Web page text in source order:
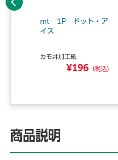
mt 1P ドット・ア
イス
カモ井加工紙
¥196 （税込）
前へ
商品説明